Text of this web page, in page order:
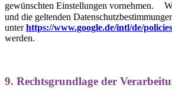
gewünschten Einstellungen vornehmen.
und die geltenden
unterhttps://www.google.de/intl/de/
werden.
9. Rechtsgrundlage der